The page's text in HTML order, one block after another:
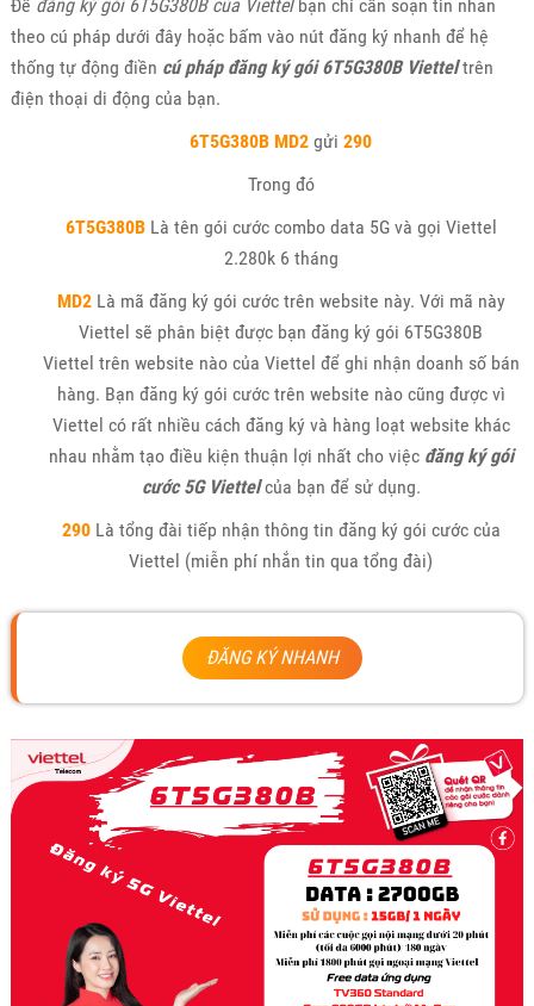
Để đăng ký gói 6T5G380B của Viettelbạn chỉ cần soạn tin nhắn
theo cú pháp dưới đây hoặc bấm vào nút đăng ký nhanh để hệ
thống tự động điền cú pháp đăng ký gói 6T5G380B Vietteltrên
điện thoại di động của bạn.
6T5G380B MD2 gửi 290
Trong đó
6T5G380BLà tên gói cước combo data 5G và gọi Viettel
2.280k 6 tháng
MD2 Là mã đăng ký gói cước trên website này. Với mã này
Viettel sẽ phân biệt được bạn đăng ký gói 6T5G380B
Viettel trên website nào của Viettel để ghi nhận doanh số bán
hàng. Bạn đăng ký gói cước trên website nào cũng được vì
Viettel có rất nhiều cách đăng ký và hàng loạt website khác
nhau nhằm tạo điều kiện thuận lợi nhất cho việc đăng ký gói
cước 5G Viettelcủa bạn để sử dụng.
290Là tổng đài tiếp nhận thông tin đăng ký gói cước của
Viettel (miễn phí nhắn tin qua tổng đài)
ĐĂNG KÝ NHANH